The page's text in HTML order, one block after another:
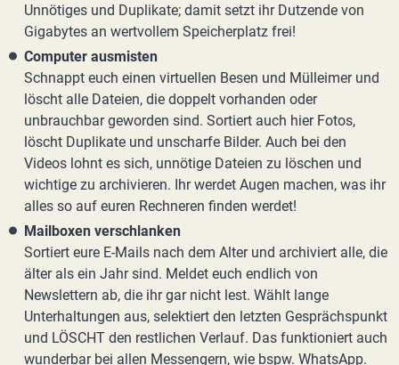
Unnötiges und Duplikate; damit setzt ihr Dutzende von
Gigabytes an wertvollem Speicherplatz frei!
Computer ausmisten
Schnappt euch einen virtuellen Besen und Mülleimer und
löscht alle Dateien, die doppelt vorhanden oder
unbrauchbar geworden sind. Sortiert auch hier Fotos,
löscht Duplikate und unscharfe Bilder. Auch bei den
Videos lohnt es sich, unnötige Dateien zu löschen und
wichtige zu archivieren. Ihr werdet Augen machen, was ihr
alles so auf euren Rechneren finden werdet!
Mailboxen verschlanken
Sortiert eure E-Mails nach dem Alter und archiviert alle, die
älter als ein Jahr sind. Meldet euch endlich von
Newslettern ab, die ihr gar nicht lest. Wählt lange
Unterhaltungen aus, selektiert den letzten Gesprächspunkt
und LÖSCHT den restlichen Verlauf. Das funktioniert auch
wunderbar bei allen Messengern, wie bspw. WhatsApp.